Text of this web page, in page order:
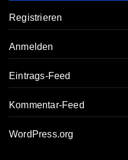
Registrieren
Anmelden
Eintrags-Feed
Kommentar-Feed
WordPress.org